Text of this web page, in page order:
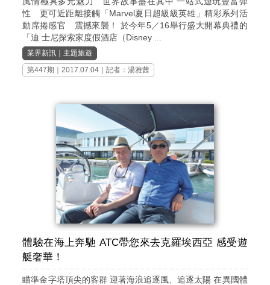
性 更可近距離接觸「Marvel夏日超級級英雄」精彩系列活
動席捲感官 震撼來襲！ 於今年5／16舉行盛大開幕典禮的
「迪 士尼探索家度假酒店（Disney ...
業界新訊 ｜ 主題旅遊
第447期 ｜2017.07.04｜記者：湯雅茜
體驗在海上奔馳 ATC帶您來去克羅埃西亞 感受遊
艇奢華！
瞄準金字塔頂尖的客群 迎著海浪追逐風、追逐太陽 在異國體